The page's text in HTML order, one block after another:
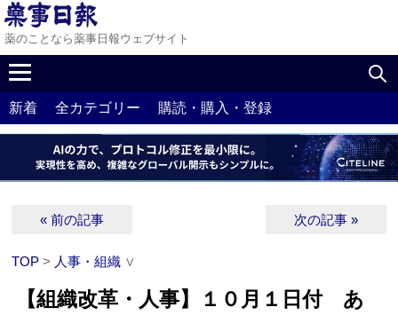
薬のことなら薬事日報ウェブサイト
新着 全カテゴリー 購読・購入・登録
« 前の記事 次の記事 »
TOP > 人事・組織 ∨
【組織改革・人事】１０月１日付 あ